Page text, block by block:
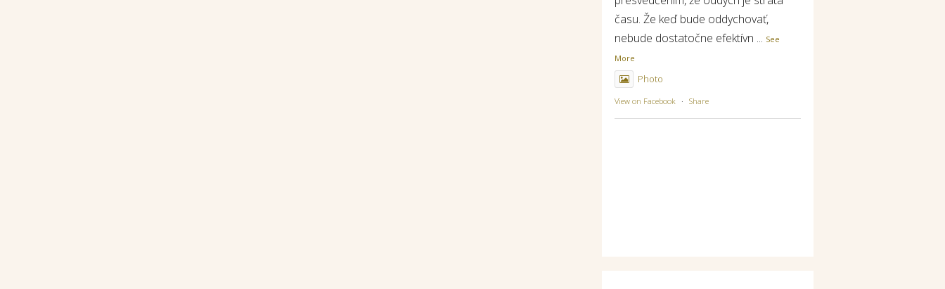
času. Že keď bude oddychovať,
nebude dostatočne efektívn ... See
More
Photo
View on Facebook · Share